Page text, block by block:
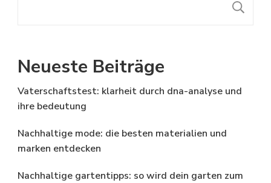
Neueste Beiträge
Vaterschaftstest: klarheit durch dna-analyse und
ihre bedeutung
Nachhaltige mode: die besten materialien und
marken entdecken
Nachhaltige gartentipps: so wird dein garten zum